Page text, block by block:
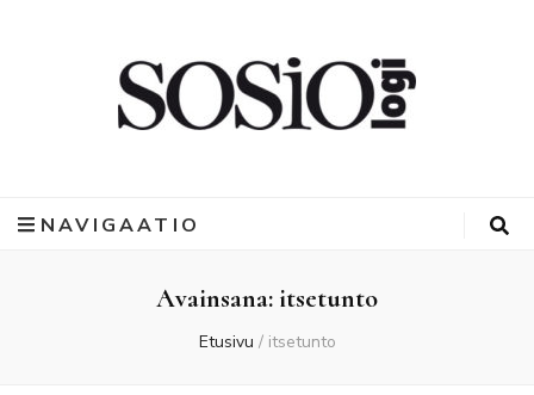
NAVIGAATIO
Avainsana: itsetunto
Etusivu / itsetunto